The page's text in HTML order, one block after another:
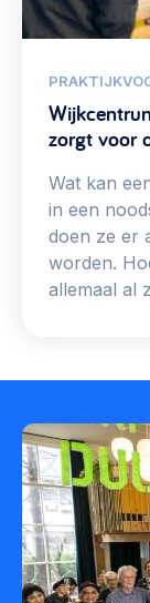
zorgt voor
Wat kan
in een
doen ze er
worden.
allemaal al